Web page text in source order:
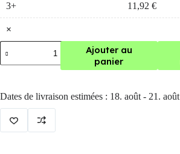
3+ 11,92 €
×
quantité
de
carte
SD/TF
pour
téléphone
Ajouter au
panier
Dates de livraison estimées : 18. août - 21. août